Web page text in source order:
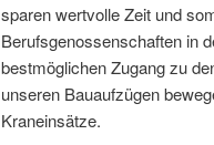
sparen wertvolle Zeit und
Berufsgenossenschaften in
bestmöglichen Zugang zu
unseren Bauaufzügen
Kraneinsätze.